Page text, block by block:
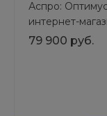
Аспро:
интернет-
Готовый шаблон
79 900 руб.